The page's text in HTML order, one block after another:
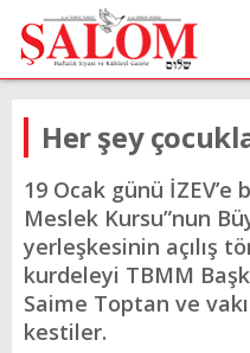
Her şey
19 Ocak günü İZEV’e
Meslek Kursu”nun
yerleşkesinin açılış
kurdeleyi TBMM
Saime Toptan ve
kestiler.